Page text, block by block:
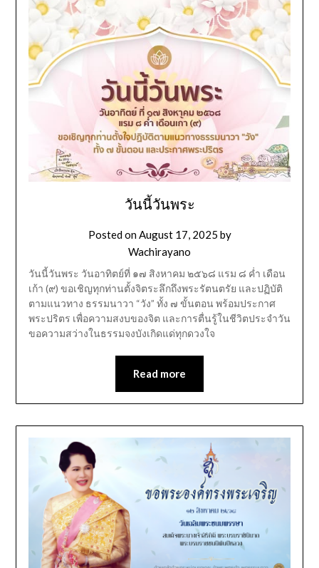
วันนี้วันพระ
Posted on August 17, 2025 by
Wachirayano
วันนี้วันพระ วันอาทิตย์ที่ ๑๗ สิงหาคม ๒๕๖๘ แรม ๘ ค่ำ เดือน
เก้า (๙) ขอเชิญทุกท่านตั้งจิตระลึกถึงพระรัตนตรัย และปฏิบัติ
ตามแนวทาง ธรรมนาวา “วัง” ทั้ง ๗ ขั้นตอน พร้อมประกาศ
พระปริตร เพื่อความสงบของจิต และการตื่นรู้ในชีวิตประจำวัน
ขอความสว่างในธรรมจงบังเกิดแด่ทุกดวงใจ
Read more